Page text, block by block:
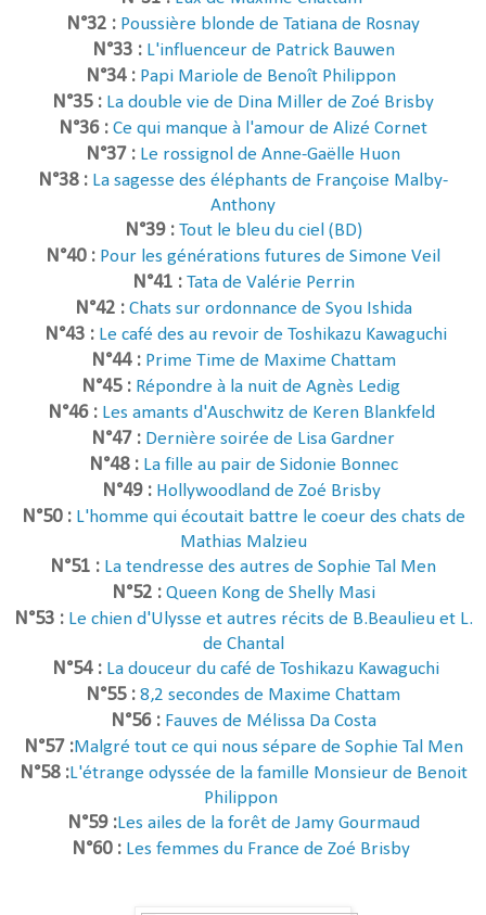
N°32 : Poussière blonde de Tatiana de Rosnay
N°33 : L'influenceur de Patrick Bauwen
N°34 : Papi Mariole de Benoît Philippon
N°35 : La double vie de Dina Miller de Zoé Brisby
N°36 : Ce qui manque à l'amour de Alizé Cornet
N°37 : Le rossignol de Anne-Gaëlle Huon
N°38 : La sagesse des éléphants de Françoise Malby-
Anthony
N°39 : Tout le bleu du ciel (BD)
N°40 : Pour les générations futures de Simone Veil
N°41 : Tata de Valérie Perrin
N°42 : Chats sur ordonnance de Syou Ishida
N°43 : Le café des au revoir de Toshikazu Kawaguchi
N°44 : Prime Time de Maxime Chattam
N°45 : Répondre à la nuit de Agnès Ledig
N°46 : Les amants d'Auschwitz de Keren Blankfeld
N°47 : Dernière soirée de Lisa Gardner
N°48 : La fille au pair de Sidonie Bonnec
N°49 : Hollywoodland de Zoé Brisby
N°50 : L'homme qui écoutait battre le coeur des chats de
Mathias Malzieu
N°51 : La tendresse des autres de Sophie Tal Men
N°52 : Queen Kong de Shelly Masi
N°53 : Le chien d'Ulysse et autres récits de B.Beaulieu et L.
de Chantal
N°54 : La douceur du café de Toshikazu Kawaguchi
N°55 : 8,2 secondes de Maxime Chattam
N°56 : Fauves de Mélissa Da Costa
N°57 :Malgré tout ce qui nous sépare de Sophie Tal Men
N°58 :L'étrange odyssée de la famille Monsieur de Benoit
Philippon
N°59 :Les ailes de la forêt de Jamy Gourmaud
N°60 : Les femmes du France de Zoé Brisby